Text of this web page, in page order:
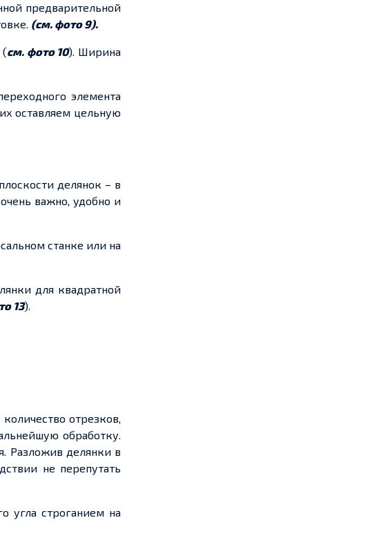
предварительной
(см. фото 9).
(см. фото 10). Ширина
элемента
оставляем цельную
делянок – в
важно, удобно и
станке или на
для квадратной
13).
отрезков,
обработку.
Разложив делянки в
не перепутать
угла строганием на